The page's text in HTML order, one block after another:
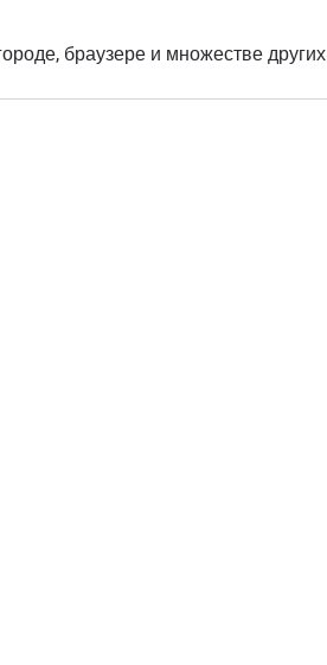
браузере и множестве